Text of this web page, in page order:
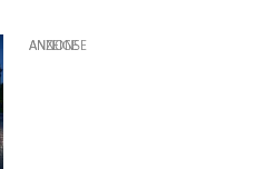
ANZEIGE